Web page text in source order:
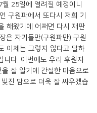
25일에 열려질 예정이니
구원파에서 또다시 저희 기
해왔기에 어쩌면 다시 재판
은 자기들만(구원파만) 구원
이제는 그렇지 않다고 말하
니다. 이번에도 우리 후원자
잘 알기에 간절한 마음으로
진 맘으로 더욱 잘 싸우겠습